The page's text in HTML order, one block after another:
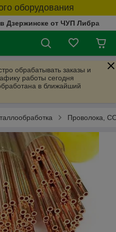
оборудования
Дзержинске от ЧУП Либра
обрабатывать заказы и
работы сегодня
в ближайший
Проволока,